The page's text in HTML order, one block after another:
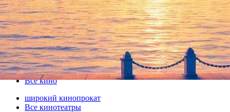
Темный рыцарь.
Возрождение легенды
01 июня 2012, пятница-29 августа 2012, среда
Версия для печати
Все кино
широкий кинопрокат
Все кинотеатры